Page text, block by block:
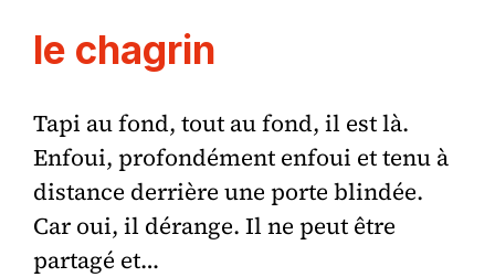
le chagrin
Tapi au fond, tout au fond, il est là.
Enfoui, profondément enfoui et tenu à
distance derrière une porte blindée.
Car oui, il dérange. Il ne peut être
partagé et…